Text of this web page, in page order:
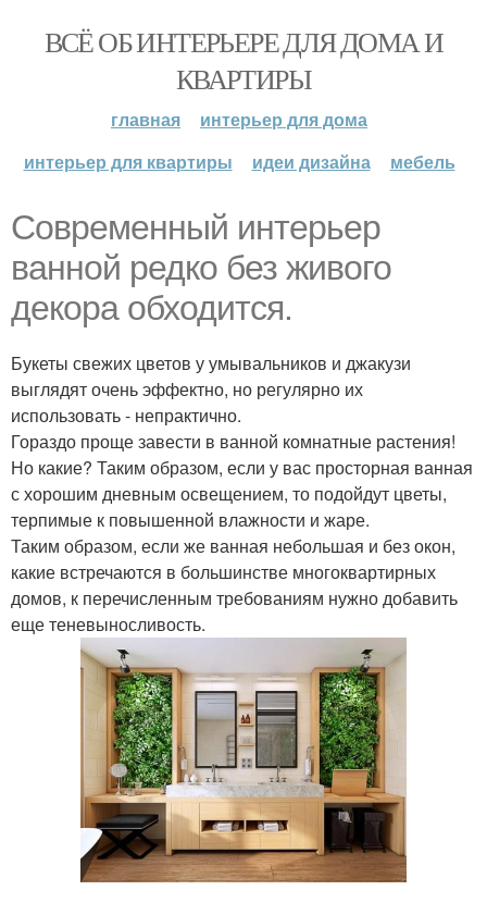
ВСЁ ОБ ИНТЕРЬЕРЕ ДЛЯ ДОМА И
КВАРТИРЫ
главная
интерьер для дома
интерьер для квартиры
идеи дизайна мебель
Современный интерьер
ванной редко без живого
декора обходится.
Букеты свежих цветов у умывальников и джакузи
выглядят очень эффектно, но регулярно их
использовать - непрактично.
Гораздо проще завести в ванной комнатные растения!
Но какие? Таким образом, если у вас просторная ванная
с хорошим дневным освещением, то подойдут цветы,
терпимые к повышенной влажности и жаре.
Таким образом, если же ванная небольшая и без окон,
какие встречаются в большинстве многоквартирных
домов, к перечисленным требованиям нужно добавить
еще теневыносливость.